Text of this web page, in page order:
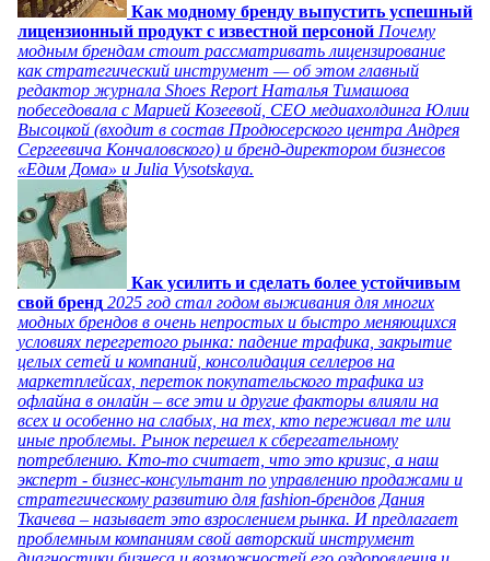
Как модному бренду выпустить успешный
лицензионный продукт с известной персоной Почему
модным брендам стоит рассматривать лицензирование
как стратегический инструмент — об этом главный
редактор журнала Shoes Report Наталья Тимашова
побеседовала с Марией Козеевой, СЕО медиахолдинга Юлии
Высоцкой (входит в состав Продюсерского центра Андрея
Сергеевича Кончаловского) и бренд-директором бизнесов
«Едим Дома» и Julia Vysotskaya.
Как усилить и сделать более устойчивым
свой бренд 2025 год стал годом выживания для многих
модных брендов в очень непростых и быстро меняющихся
условиях перегретого рынка: падение трафика, закрытие
целых сетей и компаний, консолидация селлеров на
маркетплейсах, переток покупательского трафика из
офлайна в онлайн – все эти и другие факторы влияли на
всех и особенно на слабых, на тех, кто переживал те или
иные проблемы. Рынок перешел к сберегательному
потреблению. Кто-то считает, что это кризис, а наш
эксперт - бизнес-консультант по управлению продажами и
стратегическому развитию для fashion-брендов Дания
Ткачева – называет это взрослением рынка. И предлагает
проблемным компаниям свой авторский инструмент